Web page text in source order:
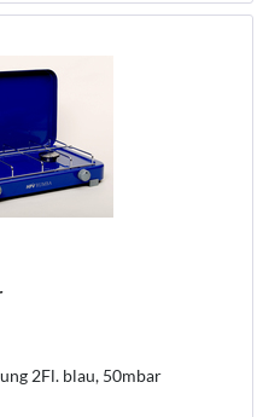
2Fl. blau, 50mbar